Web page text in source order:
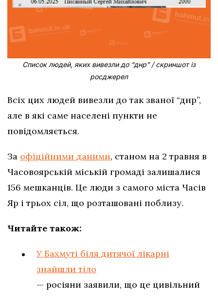
Список людей, яких вивезли до “днр” / скриншот із
росджерел
Всіх цих людей вивезли до так званої “днр”,
але в які саме населені пункти не
повідомляється.
За офіційними даними, станом на 2 травня в
Часовоярській міській громаді залишалися
156 мешканців. Це люди з самого міста Часів
Яр і трьох сіл, що розташовані поблизу.
Читайте також:
У Бахмуті біля дитячої лікарні
знайшли тіло
— росіяни заявили, що це цивільний